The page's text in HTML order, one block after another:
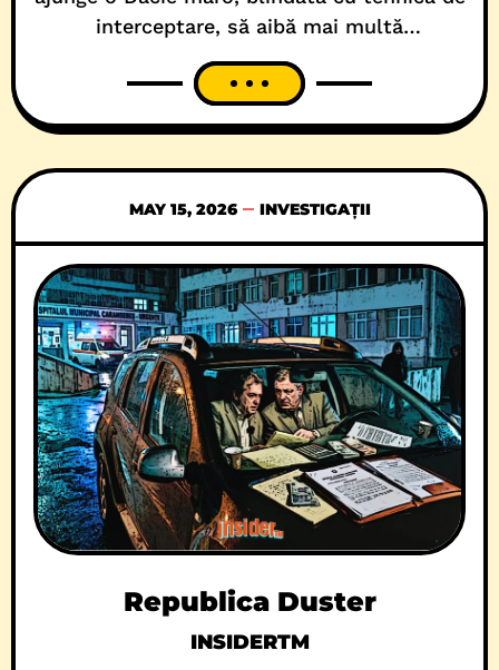
interceptare, să aibă mai multă
transparență administrativă decât jumătate
din instituțiile publice ale statului român.
panică, conspirații, coduri obscure, oameni
care vorbesc criptat despre „pachete”,
„marfă” și „transporturi”. În
MAY 15, 2026 INVESTIGAȚII
Republica Duster
INSIDERTM